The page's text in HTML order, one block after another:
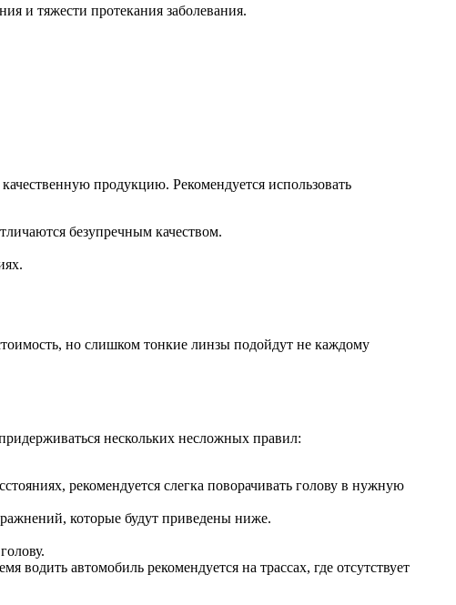
и тяжести протекания заболевания.
продукцию. Рекомендуется использовать
безупречным качеством.
но слишком тонкие линзы подойдут не каждому
нескольких несложных правил:
рекомендуется слегка поворачивать голову в нужную
которые будут приведены ниже.
водить автомобиль рекомендуется на трассах, где отсутствует